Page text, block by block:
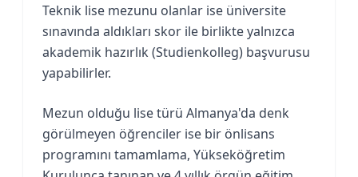
Teknik lise mezunu olanlar ise üniversite
sınavında aldıkları skor ile birlikte yalnızca
akademik hazırlık (Studienkolleg) başvurusu
yapabilirler.
Mezun olduğu lise türü Almanya'da denk
görülmeyen öğrenciler ise bir önlisans
programını tamamlama, Yükseköğretim